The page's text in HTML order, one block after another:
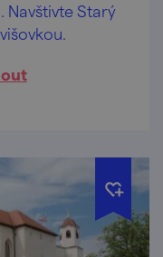
Navštivte Starý